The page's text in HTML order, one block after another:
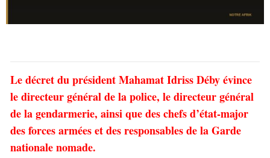
Le décret du président Mahamat Idriss Déby évince
le directeur général de la police, le directeur général
de la gendarmerie, ainsi que des chefs d’état-major
des forces armées et des responsables de la Garde
nationale nomade.